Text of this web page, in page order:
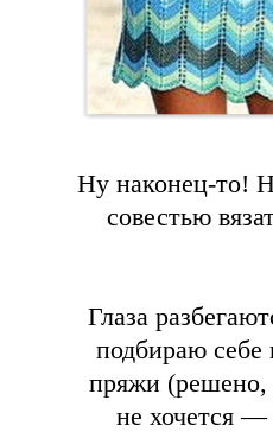
Ну наконец-то!
совестью
Глаза
подбираю себе
пряжи (решено,
не хочется